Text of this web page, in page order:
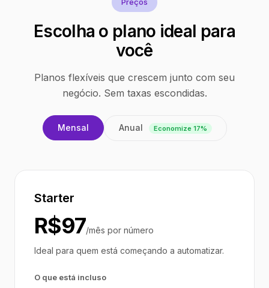
Escolha o plano ideal para
você
Planos flexíveis que crescem junto com seu
negócio. Sem taxas escondidas.
Mensal Anual Economize 17%
Starter
R$97/mês por número
Ideal para quem está começando a automatizar.
O que está incluso